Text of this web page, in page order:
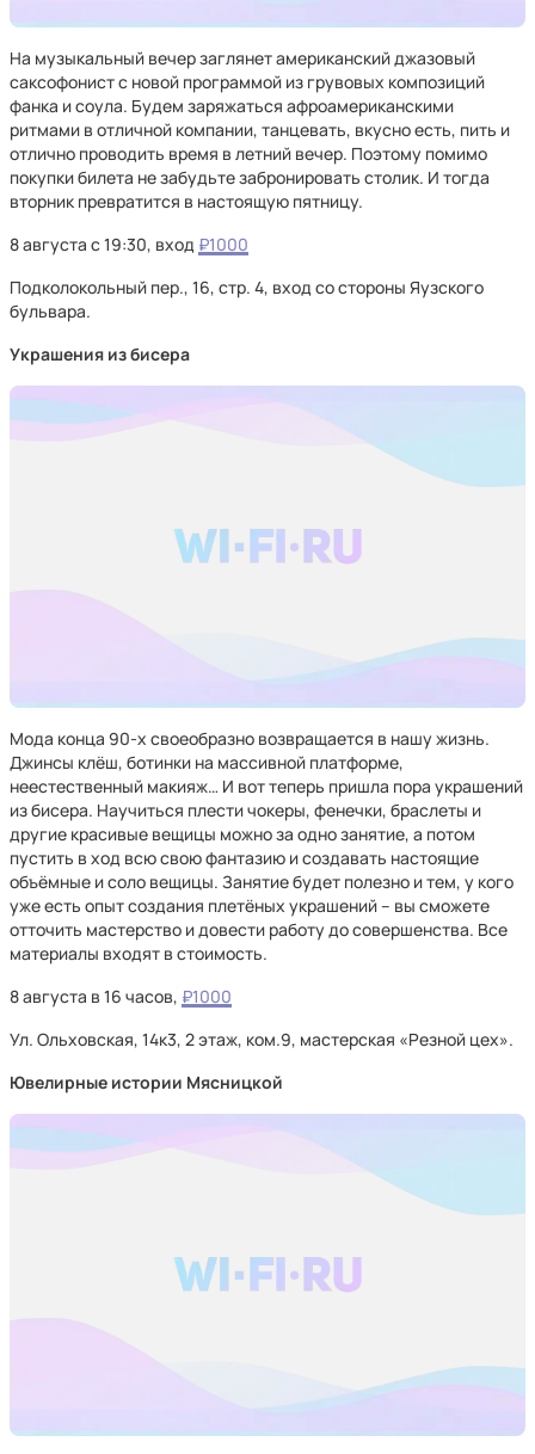
На музыкальный вечер заглянет американский джазовый
саксофонист с новой программой из грувовых композиций
фанка и соула. Будем заряжаться афроамериканскими
ритмами в отличной компании, танцевать, вкусно есть, пить и
отлично проводить время в летний вечер. Поэтому помимо
покупки билета не забудьте забронировать столик. И тогда
вторник превратится в настоящую пятницу.
8 августа с 19:30, вход ₽1000
Подколокольный пер., 16, стр. 4, вход со стороны Яузского
бульвара.
Украшения из бисера
Мода конца 90-х своеобразно возвращается в нашу жизнь.
Джинсы клёш, ботинки на массивной платформе,
неестественный макияж… И вот теперь пришла пора украшений
из бисера. Научиться плести чокеры, фенечки, браслеты и
другие красивые вещицы можно за одно занятие, а потом
пустить в ход всю свою фантазию и создавать настоящие
объёмные и соло вещицы. Занятие будет полезно и тем, у кого
уже есть опыт создания плетёных украшений – вы сможете
отточить мастерство и довести работу до совершенства. Все
материалы входят в стоимость.
8 августа в 16 часов, ₽1000
Ул. Ольховская, 14к3, 2 этаж, ком.9, мастерская «Резной цех».
Ювелирные истории Мясницкой